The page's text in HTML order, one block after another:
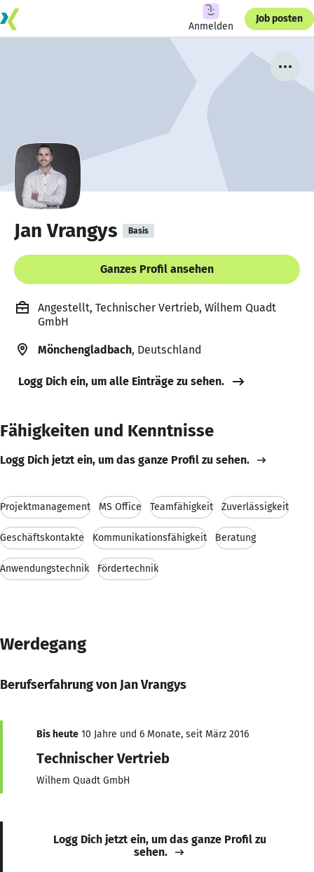
Anmelden
Job posten
Jan Vrangys Basis
Ganzes Profil ansehen
Angestellt, Technischer Vertrieb, Wilhem Quadt
GmbH
Mönchengladbach, Deutschland
Logg Dich ein, um alle Einträge zu sehen.
Fähigkeiten und Kenntnisse
Logg Dich jetzt ein, um das ganze Profil zu sehen.
Projektmanagement MS Office Teamfähigkeit Zuverlässigkeit
Geschäftskontakte Kommunikationsfähigkeit Beratung
Anwendungstechnik Fördertechnik
Werdegang
Berufserfahrung von Jan Vrangys
Bis heute 10 Jahre und 6 Monate, seit März 2016
Technischer Vertrieb
Wilhem Quadt GmbH
Logg Dich jetzt ein, um das ganze Profil zu
sehen.